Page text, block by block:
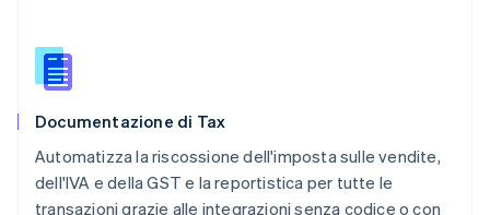
Documentazione di Tax
Automatizza la riscossione dell'imposta sulle vendite,
dell'IVA e della GST e la reportistica per tutte le
transazioni grazie alle integrazioni senza codice o con
English
Singapore
Slovacchia
English
Slovenia